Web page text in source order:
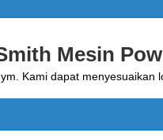
Mesin
Kami dapat